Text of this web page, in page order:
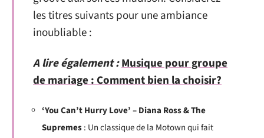
les titres suivants pour une ambiance
inoubliable :
A lire également :Musique pour groupe
de mariage : Comment bien la choisir?
‘You Can’t Hurry Love’ – Diana Ross & The
Supremes: Un classique de la Motown qui fait